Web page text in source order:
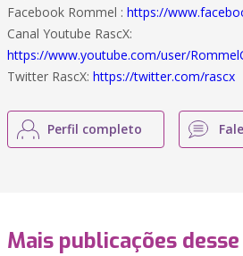
Facebook Rommel : https://
Canal Youtube RascX:
https://www.youtube.com/user/
Twitter RascX: https://twitter.com/rascx
Perfil completo
Mais publicações